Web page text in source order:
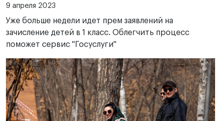
9 апреля 2023
Уже больше недели идет прем заявлений на
зачисление детей в 1 класс. Облегчить процесс
поможет сервис "Госуслуги"